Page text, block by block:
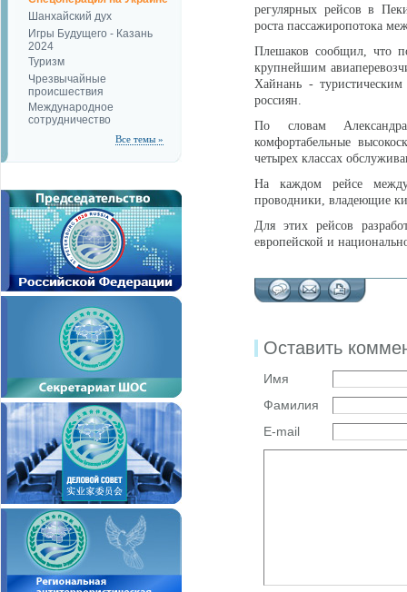
Шанхайский дух
Игры Будущего - Казань
2024
Туризм
Чрезвычайные
происшествия
Международное
сотрудничество
Все темы »
регулярных рейсов в
роста пассажиропотока
Плешаков сообщил, что
крупнейшим
Хайнань -
россиян.
По словам
комфортабельные
четырех классах
На каждом рейсе
проводники, владеющие
Для этих рейсов
европейской и
Оставить
Имя
Фамилия
E-mail